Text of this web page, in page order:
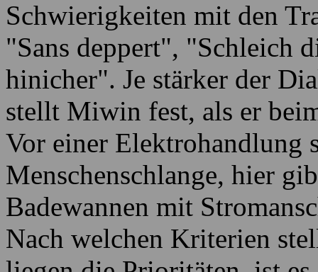
Schwierigkeiten mit den
"Sans deppert", "Schleich
hinicher". Je stärker der
stellt Miwin fest, als er
Vor einer Elektrohandlung
Menschenschlange, hier
Badewannen mit
Nach welchen Kriterien